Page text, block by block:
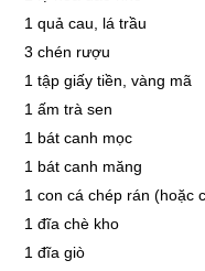
1 quả cau, lá trầu
3 chén rượu
1 tập giấy tiền, vàng mã
1 ấm trà sen
1 bát canh mọc
1 bát canh măng
1 con cá chép rán (hoặc
1 đĩa chè kho
1 đĩa giò